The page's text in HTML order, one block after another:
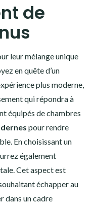
de
leur mélange unique
en quête d’un
plus moderne,
qui répondra à
équipés de chambres
pour rendre
En choisissant un
également
Cet aspect est
échapper au
dans un cadre